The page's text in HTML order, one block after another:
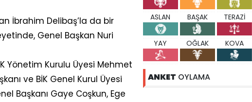
İbrahim Delibaş’la da bir
Genel Başkan Nuri
Yönetim Kurulu Üyesi Mehmet
ve BİK Genel Kurul Üyesi
Başkanı Gaye Coşkun, Ege
ASLAN BAŞAK TERAZİ
YAY OĞLAK KOVA
ANKET OYLAMA